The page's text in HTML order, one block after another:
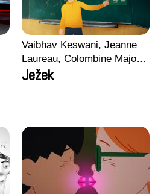
Vaibhav Keswani, Jeanne
Laureau, Colombine Majou,
Morgane Mattard, Kaisa
Ježek